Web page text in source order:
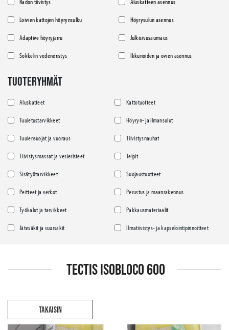
Loivien kattojen höyrynsulku Höyrysulun asennus
Adaptive höyryjarru Julkisivusaumaus
Sokkelin vedeneristys Ikkunoiden ja ovien asennus
TUOTERYHMÄT
Aluskatteet Kattotuotteet
Tuuletustarvikkeet Höyryn- ja ilmansulut
Tuulensuojat ja vuoraus Tiivistysnauhat
Tiivistysmassat ja vesieristeet Teipit
Sisätyötarvikkeet Suojaustuotteet
Peitteet ja verkot Perustus ja maanrakennus
Työkalut ja tarvikkeet Pakkausmateriaalit
Jätesäkit ja suursäkit Ilmatiivistys- ja kapselointipinnoitteet
TECTIS ISOBLOCO 600
TAKAISIN